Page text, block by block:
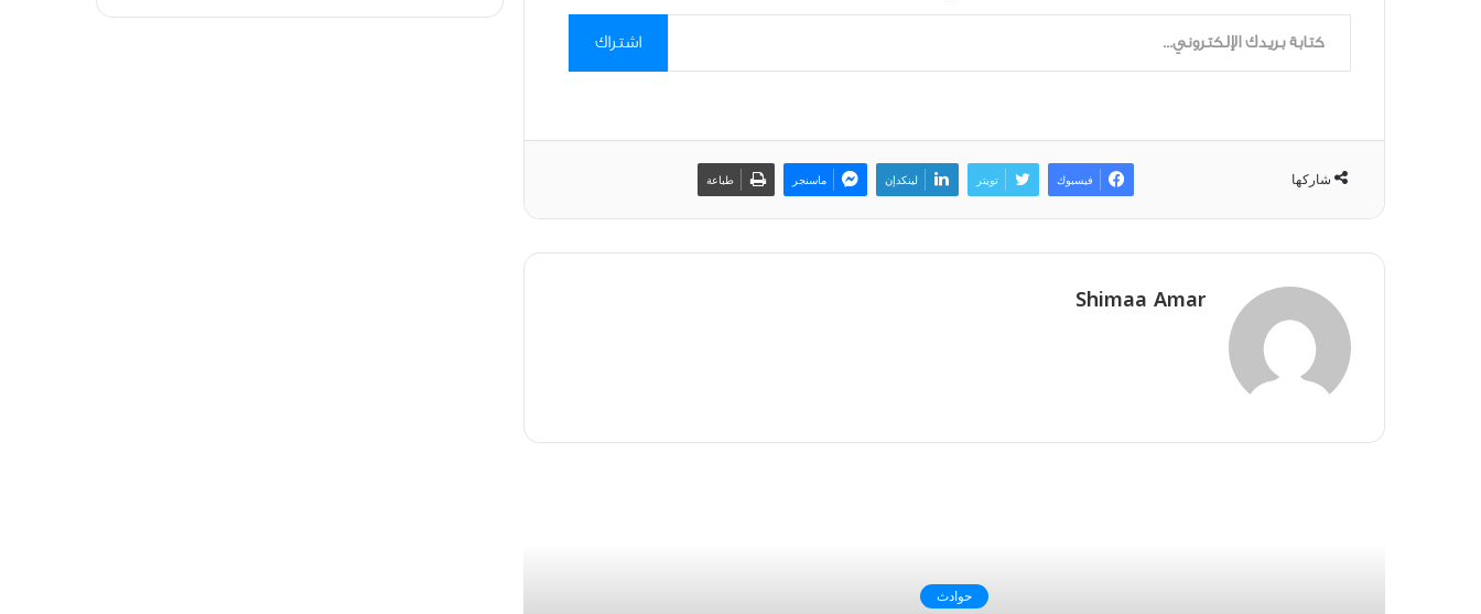
كتابة بريدك الإلكتروني...
اشتراك
شاركها فيسبوك تويتر لينكدإن ماسنجر طباعة
Shimaa Amar